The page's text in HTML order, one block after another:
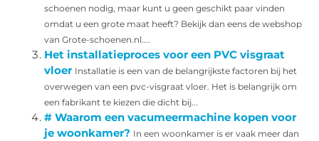
schoenen nodig, maar kunt u geen geschikt paar vinden
omdat u een grote maat heeft? Bekijk dan eens de webshop
van Grote-schoenen.nl....
Het installatieproces voor een PVC visgraat
vloer Installatie is een van de belangrijkste factoren bij het
overwegen van een pvc-visgraat vloer. Het is belangrijk om
een ​​fabrikant te kiezen die dicht bij...
# Waarom een vacumeermachine kopen voor
je woonkamer? In een woonkamer is er vaak meer dan